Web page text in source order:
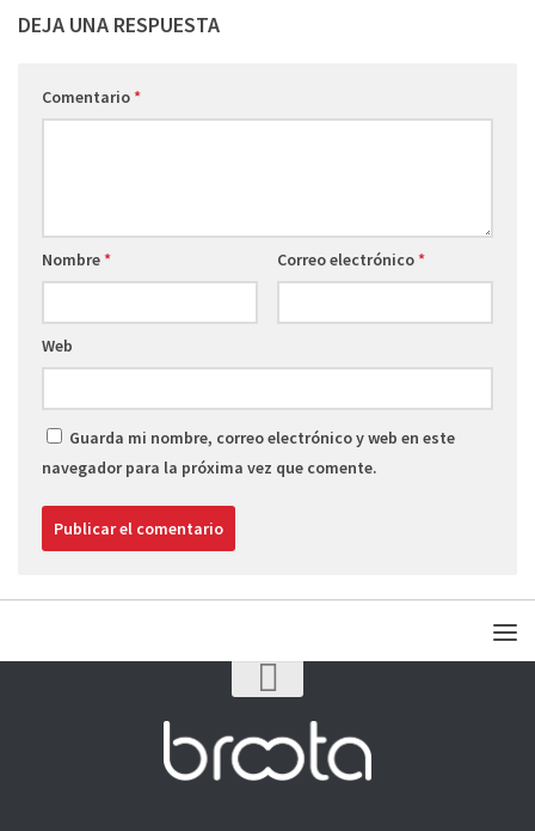
DEJA UNA RESPUESTA
Comentario*
Nombre* Correo electrónico*
Web
Guarda mi nombre, correo electrónico y web en este
navegador para la próxima vez que comente.